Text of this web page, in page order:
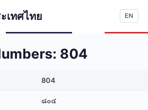
เทศไทย EN
804
804
๘๐๔